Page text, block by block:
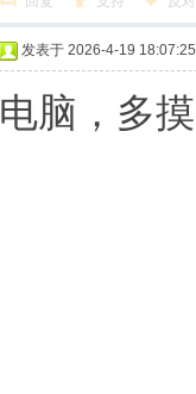
发表于 2026-4-19 18:07:25
电脑，多